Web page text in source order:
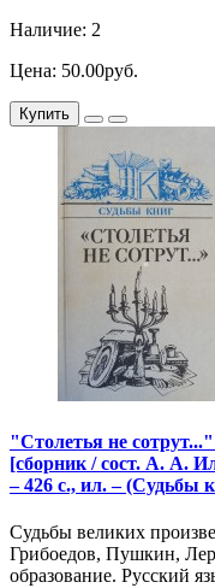
Наличие: 2
Цена: 50.00руб.
Купить
"Столетья не
[сборник / сост. А. А.
– 426 с., ил. – (Судьбы
Судьбы великих
Грибоедов, Пушкин,
образование. Русский